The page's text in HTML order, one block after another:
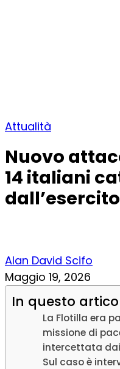
Attualità
Nuovo
14 italiani
Alan David Scifo
Maggio 19, 2026
In questo
La Flotilla era
missione di
intercettata
Sul caso è